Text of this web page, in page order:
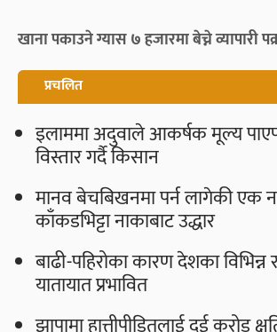
खाना पकाउने ग्यास ७ हजारमा बेच्ने व्यापारी
प्रचलित
इलाममा अदुवाले आकर्षक मूल्य
विस्तार गर्दै किसान
मानव बेचबिखनमा पर्न लागेकी एक
काँकडभिट्टा नाकाबाट उद्धार
बाढी-पहिरोका कारण देशका विभिन्न
यातायात प्रभावित